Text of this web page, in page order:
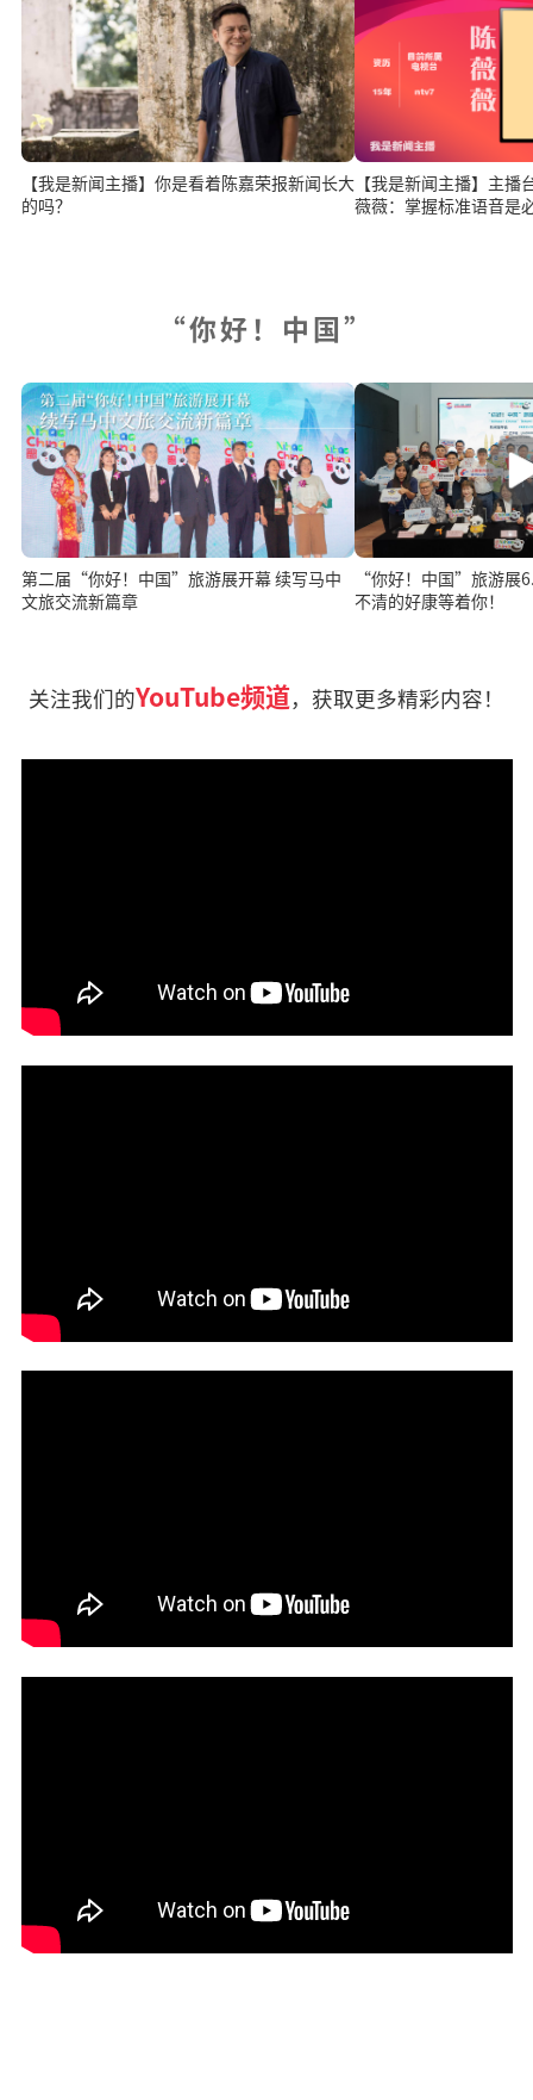
【我是新闻主播】你是看着陈嘉荣报新闻长大
的吗？
【我是新闻主播】主播
薇薇：掌握标准语音是
“你好！中国”
第二届“你好！中国”旅游展开幕 续写马中
文旅交流新篇章
“你好！中国”旅游展
不清的好康等着你！
关注我们的YouTube频道，获取更多精彩内容！